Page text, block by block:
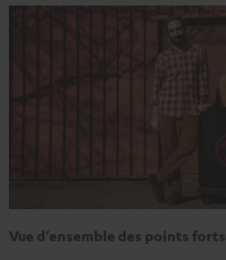
Vue d’ensemble des points forts